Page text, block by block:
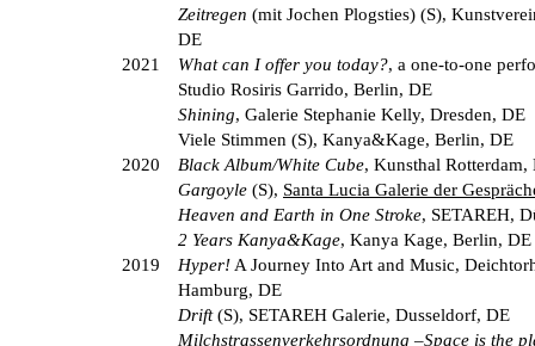
Zeitregen (mit Jochen Plogsties) (S),
DE
2021
What can I offer you today?, a one-to-one
Studio Rosiris Garrido, Berlin, DE
Shining, Galerie Stephanie Kelly, Dresden, DE
Viele Stimmen (S), Kanya&Kage, Berlin, DE
2020
Black Album/White Cube, Kunsthal Rotterdam,
Gargoyle (S), Santa Lucia Galerie der
Heaven and Earth in One Stroke, SETAREH,
2 Years Kanya&Kage, Kanya Kage, Berlin, DE
2019
Hyper! A Journey Into Art and Music,
Hamburg, DE
Drift(S), SETAREH Galerie, Dusseldorf, DE
Milchstrassenverkehrsordnung –Space is the